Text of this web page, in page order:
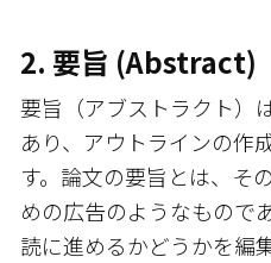
2. 要旨 (Abstract)
要旨（アブストラクト）
あり、アウトラインの作
す。論文の要旨とは、そ
めの広告のようなもので
読に進めるかどうかを編